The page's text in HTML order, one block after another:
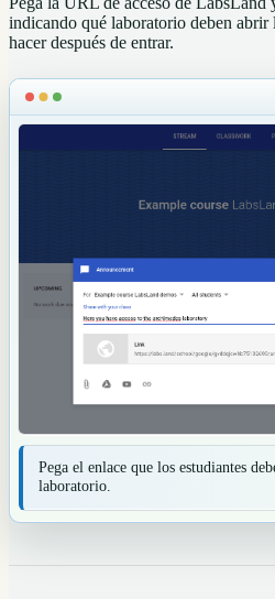
indicando qué laboratorio deben abrir
hacer después de entrar.
Pega el enlace que los estudiantes
laboratorio.